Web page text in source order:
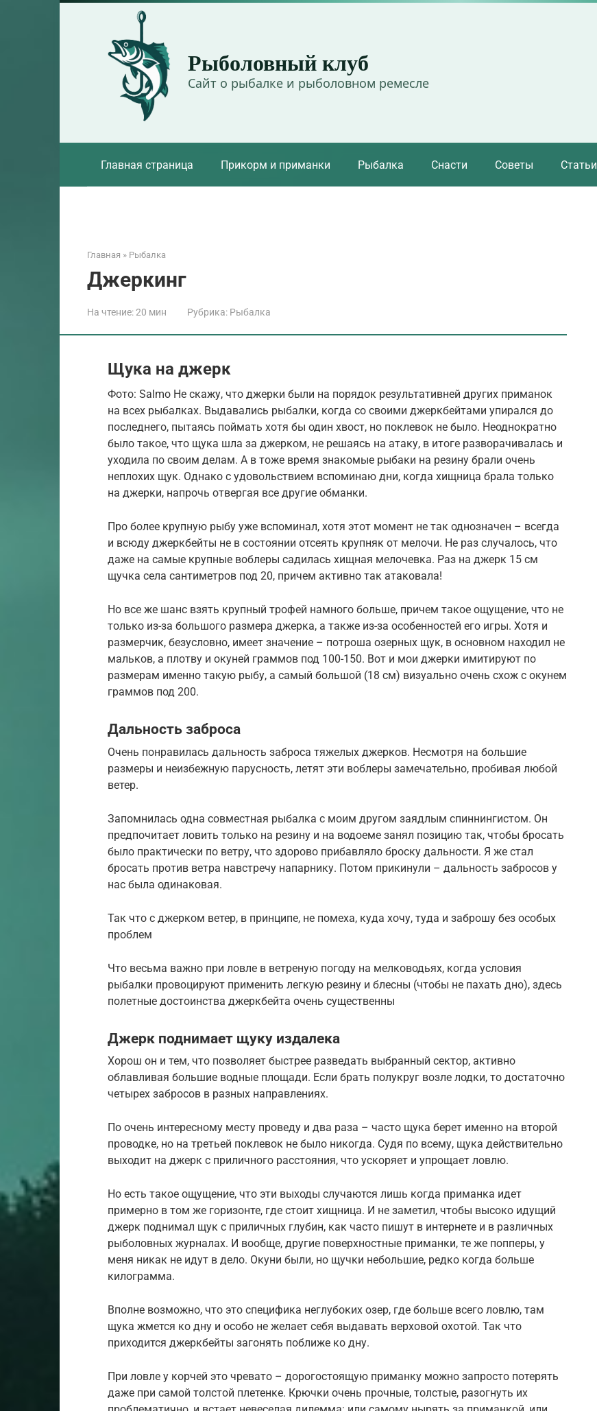
Рыболовный клуб
Сайт о рыбалке и рыболовном ремесле
Главная страница Прикорм и приманки Рыбалка Снасти Советы Статьи
Главная » Рыбалка
Джеркинг
На чтение:20 мин Рубрика: Рыбалка
Щука на джерк
Фото: Salmo Не скажу, что джерки были на порядок результативней других приманок
на всех рыбалках. Выдавались рыбалки, когда со своими джеркбейтами упирался до
последнего, пытаясь поймать хотя бы один хвост, но поклевок не было. Неоднократно
было такое, что щука шла за джерком, не решаясь на атаку, в итоге разворачивалась и
уходила по своим делам. А в тоже время знакомые рыбаки на резину брали очень
неплохих щук. Однако с удовольствием вспоминаю дни, когда хищница брала только
на джерки, напрочь отвергая все другие обманки.
Про более крупную рыбу уже вспоминал, хотя этот момент не так однозначен – всегда
и всюду джеркбейты не в состоянии отсеять крупняк от мелочи. Не раз случалось, что
даже на самые крупные воблеры садилась хищная мелочевка. Раз на джерк 15 см
щучка села сантиметров под 20, причем активно так атаковала!
Но все же шанс взять крупный трофей намного больше, причем такое ощущение, что не
только из-за большого размера джерка, а также из-за особенностей его игры. Хотя и
размерчик, безусловно, имеет значение – потроша озерных щук, в основном находил не
мальков, а плотву и окуней граммов под 100-150. Вот и мои джерки имитируют по
размерам именно такую рыбу, а самый большой (18 см) визуально очень схож с окунем
граммов под 200.
Дальность заброса
Очень понравилась дальность заброса тяжелых джерков. Несмотря на большие
размеры и неизбежную парусность, летят эти воблеры замечательно, пробивая любой
ветер.
Запомнилась одна совместная рыбалка с моим другом заядлым спиннингистом. Он
предпочитает ловить только на резину и на водоеме занял позицию так, чтобы бросать
было практически по ветру, что здорово прибавляло броску дальности. Я же стал
бросать против ветра навстречу напарнику. Потом прикинули – дальность забросов у
нас была одинаковая.
Так что с джерком ветер, в принципе, не помеха, куда хочу, туда и заброшу без особых
проблем
Что весьма важно при ловле в ветреную погоду на мелководьях, когда условия
рыбалки провоцируют применить легкую резину и блесны (чтобы не пахать дно), здесь
полетные достоинства джеркбейта очень существенны
Джерк поднимает щуку издалека
Хорош он и тем, что позволяет быстрее разведать выбранный сектор, активно
облавливая большие водные площади. Если брать полукруг возле лодки, то достаточно
четырех забросов в разных направлениях.
По очень интересному месту проведу и два раза – часто щука берет именно на второй
проводке, но на третьей поклевок не было никогда. Судя по всему, щука действительно
выходит на джерк с приличного расстояния, что ускоряет и упрощает ловлю.
Но есть такое ощущение, что эти выходы случаются лишь когда приманка идет
примерно в том же горизонте, где стоит хищница. И не заметил, чтобы высоко идущий
джерк поднимал щук с приличных глубин, как часто пишут в интернете и в различных
рыболовных журналах. И вообще, другие поверхностные приманки, те же попперы, у
меня никак не идут в дело. Окуни были, но щучки небольшие, редко когда больше
килограмма.
Вполне возможно, что это специфика неглубоких озер, где больше всего ловлю, там
щука жмется ко дну и особо не желает себя выдавать верховой охотой. Так что
приходится джеркбейты загонять поближе ко дну.
При ловле у корчей это чревато – дорогостоящую приманку можно запросто потерять
даже при самой толстой плетенке. Крючки очень прочные, толстые, разогнуть их